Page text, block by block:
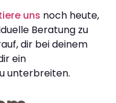
uns noch heute,
Beratung zu
dir bei deinem
ein
unterbreiten.